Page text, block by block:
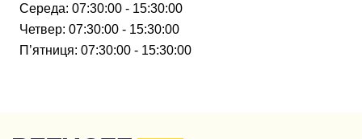
Середа: 07:30:00 - 15:30:00
Четвер: 07:30:00 - 15:30:00
П’ятниця: 07:30:00 - 15:30:00